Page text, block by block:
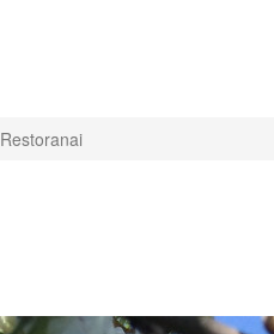
Restoranai